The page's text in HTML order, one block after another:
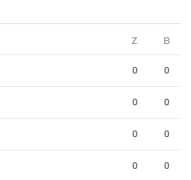
Z B
0 0
0 0
0 0
0 0